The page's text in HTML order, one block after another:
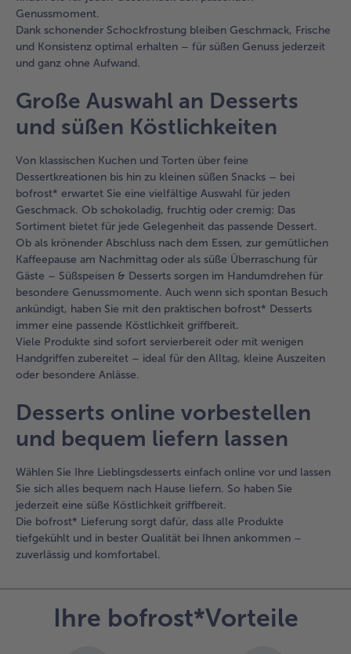
Genussmoment.
Dank schonender Schockfrostung bleiben Geschmack, Frische
und Konsistenz optimal erhalten – für süßen Genuss jederzeit
und ganz ohne Aufwand.
Große Auswahl an Desserts
und süßen Köstlichkeiten
Von klassischen Kuchen und Torten über feine
Dessertkreationen bis hin zu kleinen süßen Snacks – bei
bofrost* erwartet Sie eine vielfältige Auswahl für jeden
Geschmack. Ob schokoladig, fruchtig oder cremig: Das
Sortiment bietet für jede Gelegenheit das passende Dessert.
Ob als krönender Abschluss nach dem Essen, zur gemütlichen
Kaffeepause am Nachmittag oder als süße Überraschung für
Gäste – Süßspeisen & Desserts sorgen im Handumdrehen für
besondere Genussmomente. Auch wenn sich spontan Besuch
ankündigt, haben Sie mit den praktischen bofrost* Desserts
immer eine passende Köstlichkeit griffbereit.
Viele Produkte sind sofort servierbereit oder mit wenigen
Handgriffen zubereitet – ideal für den Alltag, kleine Auszeiten
oder besondere Anlässe.
Desserts online vorbestellen
und bequem liefern lassen
Wählen Sie Ihre Lieblingsdesserts einfach online vor und lassen
Sie sich alles bequem nach Hause liefern. So haben Sie
jederzeit eine süße Köstlichkeit griffbereit.
Die bofrost* Lieferung sorgt dafür, dass alle Produkte
tiefgekühlt und in bester Qualität bei Ihnen ankommen –
zuverlässig und komfortabel.
Ihre bofrost*Vorteile